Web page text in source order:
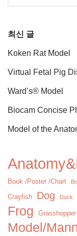
최신 글
Koken Rat Model
Virtual Fetal Pig
Ward’s® Model
Biocam Concise
Model of the
Book /Poster /Chart
Crayfish Dog Duck
Frog Grasshopper
Model/